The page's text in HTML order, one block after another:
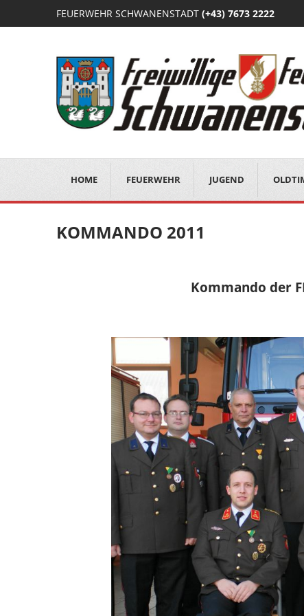
FEUERWEHR SCHWANENSTADT (+43) 7673 2222
HOME FEUERWEHR JUGEND
KOMMANDO 2011
Kommando der